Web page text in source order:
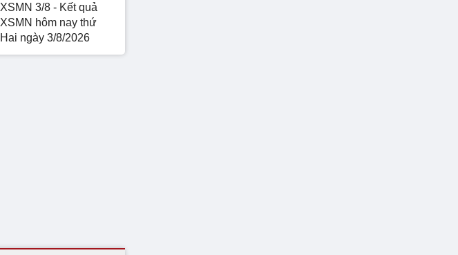
XSMN 3/8 - Kết quả
XSMN hôm nay thứ
Hai ngày 3/8/2026